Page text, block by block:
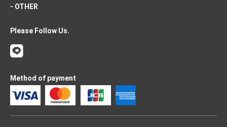
- OTHER
Please Follow Us.
Method of payment